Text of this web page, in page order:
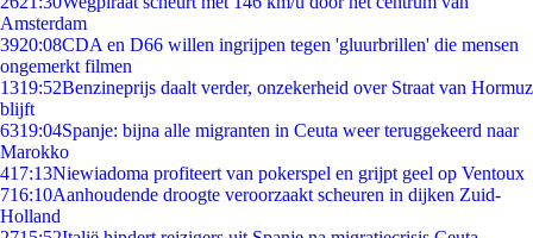
Amsterdam
3920:08CDA en D66 willen ingrijpen tegen 'gluurbrillen' die mensen
ongemerkt filmen
1319:52Benzineprijs daalt verder, onzekerheid over Straat van Hormuz
blijft
6319:04Spanje: bijna alle migranten in Ceuta weer teruggekeerd naar
Marokko
417:13Niewiadoma profiteert van pokerspel en grijpt geel op Ventoux
716:10Aanhoudende droogte veroorzaakt scheuren in dijken Zuid-
Holland